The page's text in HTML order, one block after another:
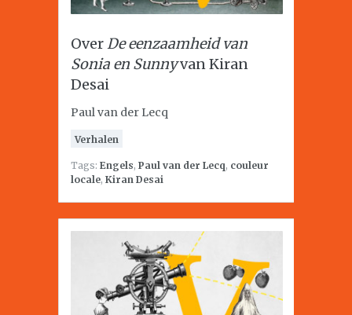
OverDe eenzaamheid van
Sonia en Sunnyvan Kiran
Desai
Paul van der Lecq
Verhalen
Tags: Engels, Paul van der Lecq, couleur
locale, Kiran Desai